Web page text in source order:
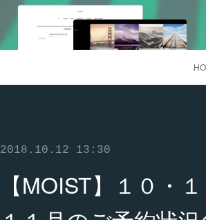
2018.10.12 13:30
【MOIST】１０